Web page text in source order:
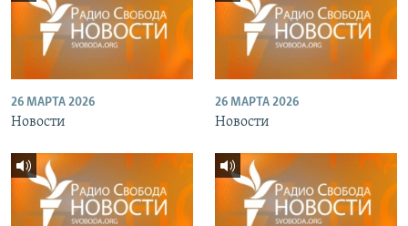
26 МАРТА 2026
Новости
26 МАРТА 2026
Новости